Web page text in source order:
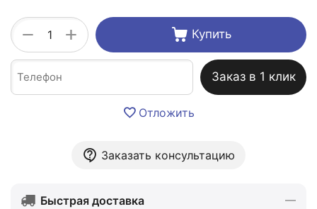
+
− Купить
Заказ в 1 клик
Отложить
Заказать консультацию
Быстрая доставка